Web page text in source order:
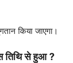
किया जाएगा।
तिथि से हुआ ?